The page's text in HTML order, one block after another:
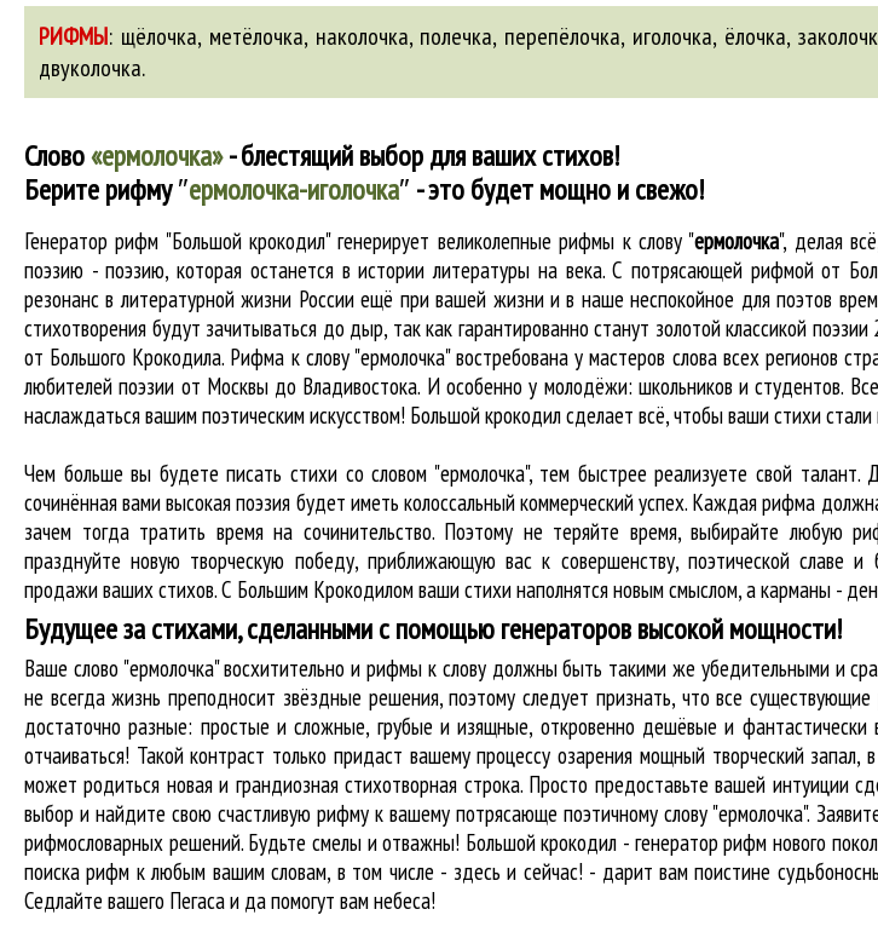
РИФМЫ: щёлочка, метёлочка, наколочка, полечка, перепёлочка, иголочка, ёлочка,
двуколочка.
Слово«ермолочка»- блестящий выбор для ваших стихов!
Берите рифму″ермолочка-иголочка″ - это будет мощно и свежо!
Генератор рифм "Большой крокодил" генерирует великолепныерифмы к слову "ермолочка", делая
поэзию - поэзию, которая останется в истории литературы на века. С потрясающей рифмой от
резонанс в литературной жизни России ещё при вашей жизни и в наше неспокойное для поэтов
стихотворения будут зачитываться до дыр, так как гарантированно станут золотой классикой
от Большого Крокодила. Рифма к слову "ермолочка" востребована у мастеров слова всех регионов
любителей поэзии от Москвы до Владивостока. И особенно у молодёжи: школьников и студентов.
наслаждаться вашим поэтическим искусством! Большой крокодил cделает всё, чтобы ваши стихи
Чем больше вы будете писать стихи со словом "ермолочка", тем быстрее реализуете свой талант.
сочинённая вами высокая поэзия будет иметь колоссальный коммерческий успех. Каждая рифма
зачем тогда тратить время на сочинительство. Поэтому не теряйте время, выбирайте любую
празднуйте новую творческую победу, приближающую вас к совершенству, поэтической славе
продажи ваших стихов. С Большим Крокодилом ваши стихи наполнятся новым смыслом, а карманы -
Будущее за стихами, сделанными с помощью генераторов высокой мощности!
Ваше слово "ермолочка" восхитительно и рифмы к слову должны быть такими же убедительными и
не всегда жизнь преподносит звёздные решения, поэтому следует признать, что все
достаточно разные: простые и сложные, грубые и изящные, откровенно дешёвые и фантастически
отчаиваться! Такой контраст только придаст вашему процессу озарения мощный творческий запал,
может родиться новая и грандиозная стихотворная строка. Просто предоставьте вашей интуиции
выбор и найдите свою счастливую рифму к вашему потрясающе поэтичному слову "ермолочка".
рифмословарных решений. Будьте смелы и отважны! Большой крокодил - генератор рифм нового
поиска рифм к любым вашим словам, в том числе - здесь и сейчас! - дарит вам поистине
Седлайте вашего Пегаса и да помогут вам небеса!